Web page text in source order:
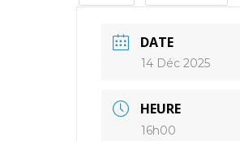
DATE
14 Déc 2025
HEURE
16h00